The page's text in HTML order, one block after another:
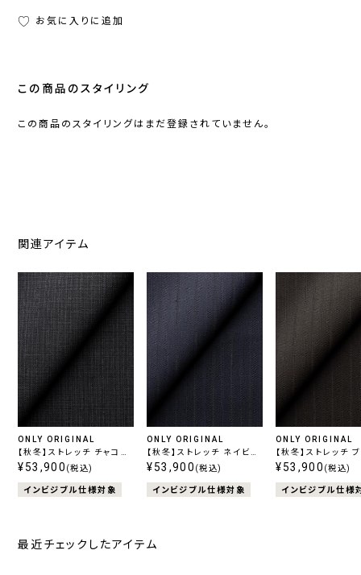
お気に入りに追加
この商品のスタイリング
この商品のスタイリングはまだ登録されていません。
関連アイテム
ONLY ORIGINAL
【秋冬】ストレッチ チャコー
ル柄無地
¥53,900 (税込)
インビジブル仕様対象
ONLY ORIGINAL
【秋冬】ストレッチ ネイビー
ストライプ
¥53,900 (税込)
インビジブル仕様対象
ONLY ORIGINAL
【秋冬】ストレッチ
ストライプ
¥53,900 (税込)
インビジブル仕様
最近チェックしたアイテム